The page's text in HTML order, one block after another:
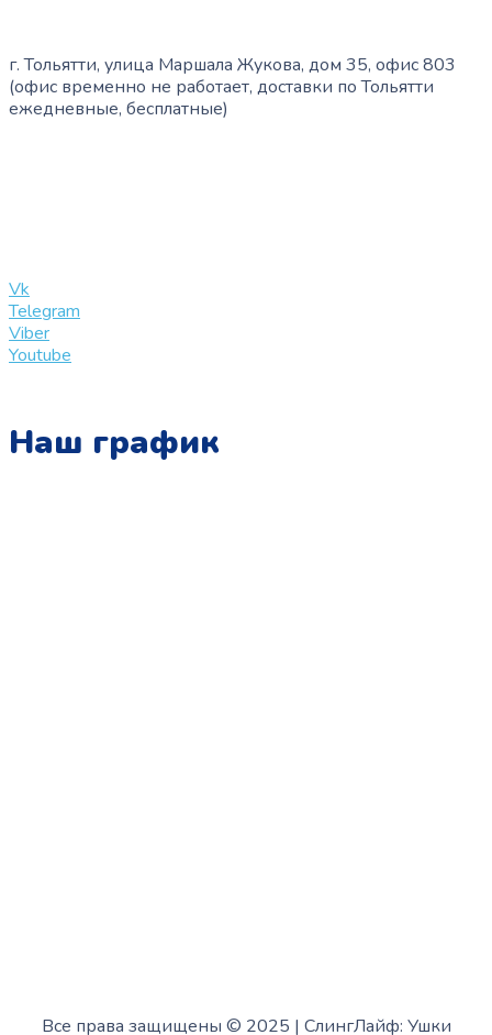
г. Тольятти, улица Маршала Жукова, дом 35, офис 803
(офис временно не работает, доставки по Тольятти
ежедневные, бесплатные)
Vk
Telegram
Viber
Youtube
Наш график
Все права защищены © 2025 | СлингЛайф: Ушки